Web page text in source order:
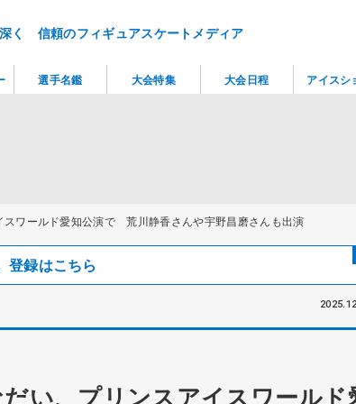
く 信頼のフィギュアスケートメディア
ワールド愛知公演で 荒川静香さんや宇野昌磨さんも出演
録はこちら
い、プリンスアイスワールド
選手名鑑 大会特集 大会日程 アイスシ